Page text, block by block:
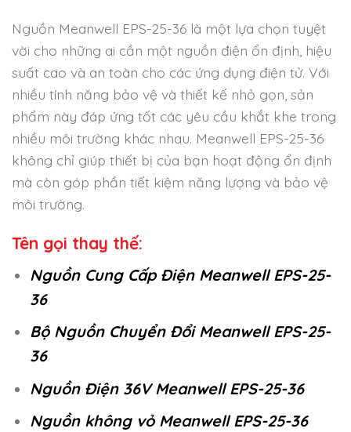
Nguồn Meanwell EPS-25-36 là một lựa chọn tuyệt
vời cho những ai cần một nguồn điện ổn định, hiệu
suất cao và an toàn cho các ứng dụng điện tử. Với
nhiều tính năng bảo vệ và thiết kế nhỏ gọn, sản
phẩm này đáp ứng tốt các yêu cầu khắt khe trong
nhiều môi trường khác nhau. Meanwell EPS-25-36
không chỉ giúp thiết bị của bạn hoạt động ổn định
mà còn góp phần tiết kiệm năng lượng và bảo vệ
môi trường.
Tên gọi thay thế:
Nguồn Cung Cấp Điện Meanwell EPS-25-
36
Bộ Nguồn Chuyển Đổi Meanwell EPS-25-
36
Nguồn Điện 36V Meanwell EPS-25-36
Nguồn không vỏ Meanwell EPS-25-36